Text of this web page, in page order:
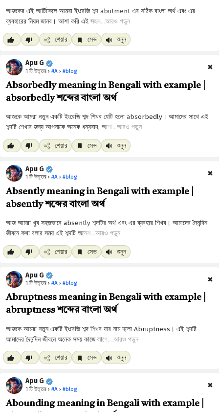
আরও পড়ুন
শেয়ার সেভ শুনুন
Apu G
1 টি উত্তর › #A› #blog ✖
Absorbedly meaning in Bengali with example |
absorbedly শব্দের বাংলা অর্থ
আরও পড়ুন
শেয়ার সেভ শুনুন
Apu G
1 টি উত্তর › #A› #blog ✖
Absently meaning in Bengali with example |
absently শব্দের বাংলা অর্থ
আরও পড়ুন
শেয়ার সেভ শুনুন
Apu G
1 টি উত্তর › #A› #blog ✖
Abruptness meaning in Bengali with example |
abruptness শব্দের বাংলা অর্থ
আরও পড়ুন
শেয়ার সেভ শুনুন
Apu G
1 টি উত্তর › #A› #blog ✖
Abounding meaning in Bengali with example |